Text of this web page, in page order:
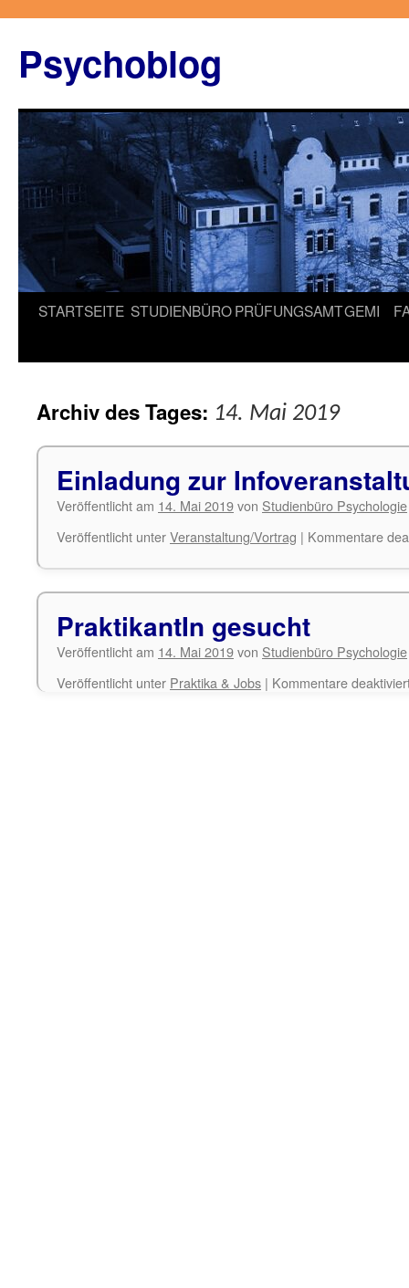
springen
Psychoblog
STARTSEITE STUDIENBÜROPRÜFUNGSAMTGEMI
Archiv des Tages: 14. Mai 2019
Einladung zur
Veröffentlicht am 14. Mai 2019von Studienbüro Psychologie
Veröffentlicht unterVeranstaltung/Vortrag | Kommentare
PraktikantIn gesucht
Veröffentlicht am 14. Mai 2019von Studienbüro Psychologie
Veröffentlicht unter Praktika & Jobs | Kommentare